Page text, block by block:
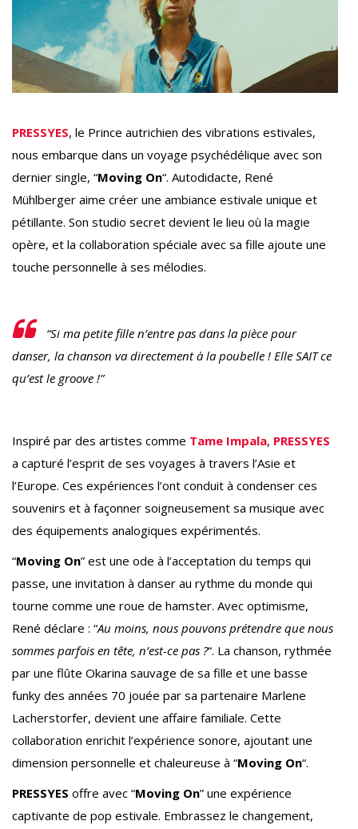
PRESSYES, le Prince autrichien des vibrations estivales,
nous embarque dans un voyage psychédélique avec son
dernier single, “Moving On“. Autodidacte, René
Mühlberger aime créer une ambiance estivale unique et
pétillante. Son studio secret devient le lieu où la magie
opère, et la collaboration spéciale avec sa fille ajoute une
touche personnelle à ses mélodies.
“Si ma petite fille n’entre pas dans la pièce pour
danser, la chanson va directement à la poubelle ! Elle SAIT ce
qu’est le groove !”
Inspiré par des artistes comme Tame Impala, PRESSYES
a capturé l’esprit de ses voyages à travers l’Asie et
l’Europe. Ces expériences l’ont conduit à condenser ces
souvenirs et à façonner soigneusement sa musique avec
des équipements analogiques expérimentés.
“Moving On” est une ode à l’acceptation du temps qui
passe, une invitation à danser au rythme du monde qui
tourne comme une roue de hamster. Avec optimisme,
René déclare : “Au moins, nous pouvons prétendre que nous
sommes parfois en tête, n’est-ce pas ?“. La chanson, rythmée
par une flûte Okarina sauvage de sa fille et une basse
funky des années 70 jouée par sa partenaire Marlene
Lacherstorfer, devient une affaire familiale. Cette
collaboration enrichit l’expérience sonore, ajoutant une
dimension personnelle et chaleureuse à “Moving On“.
PRESSYES offre avec “Moving On” une expérience
captivante de pop estivale. Embrassez le changement,